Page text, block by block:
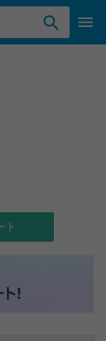
ト